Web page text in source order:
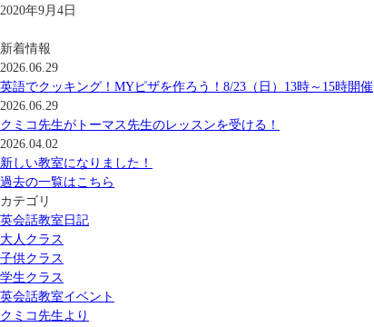
2020年9月4日
新着情報
2026.06.29
英語でクッキング！MYピザを作ろう！8/23（日）13時～15時開催
2026.06.29
クミコ先生がトーマス先生のレッスンを受ける！
2026.04.02
新しい教室になりました！
過去の一覧はこちら
カテゴリ
英会話教室日記
大人クラス
子供クラス
学生クラス
英会話教室イベント
クミコ先生より